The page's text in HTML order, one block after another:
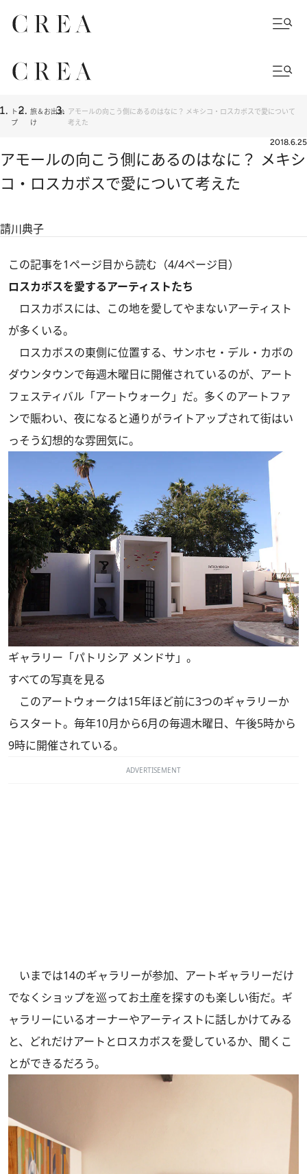
トッ
プ
旅＆お出か
け
アモールの向こう側にあるのはなに？ メキシコ・ロスカボスで愛について
考えた
2018.6.25
アモールの向こう側にあるのはなに？ メキシ
コ・ロスカボスで愛について考えた
請川典子
この記事を1ページ目から読む（4/4ページ目）
ロスカボスを愛するアーティストたち
ロスカボスには、この地を愛してやまないアーティスト
が多くいる。
ロスカボスの東側に位置する、サンホセ・デル・カボの
ダウンタウンで毎週木曜日に開催されているのが、アート
フェスティバル「アートウォーク」だ。多くのアートファ
ンで賑わい、夜になると通りがライトアップされて街はい
っそう幻想的な雰囲気に。
ギャラリー「パトリシア メンドサ」。
すべての写真を見る
このアートウォークは15年ほど前に3つのギャラリーか
らスタート。毎年10月から6月の毎週木曜日、午後5時から
9時に開催されている。
ADVERTISEMENT
いまでは14のギャラリーが参加、アートギャラリーだけ
でなくショップを巡ってお土産を探すのも楽しい街だ。ギ
ャラリーにいるオーナーやアーティストに話しかけてみる
と、どれだけアートとロスカボスを愛しているか、聞くこ
とができるだろう。